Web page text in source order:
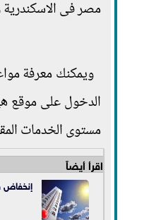
مصر فى الاسكندرية
ويمكنك معرفة
الدخول على موقع
مستوى الخدمات
اقرأ أيضاً
إنخفاض